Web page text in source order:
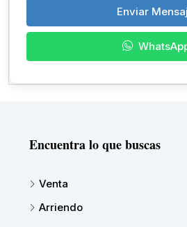
Enviar
Encuentra lo que buscas
Venta
Arriendo